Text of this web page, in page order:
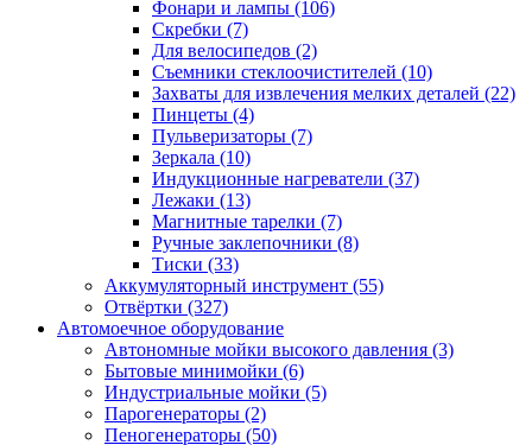
Фонари и лампы (106)
Скребки (7)
Для велосипедов (2)
Съемники стеклоочистителей (10)
Захваты для извлечения мелких деталей (22)
Пинцеты (4)
Пульверизаторы (7)
Зеркала (10)
Индукционные нагреватели (37)
Лежаки (13)
Магнитные тарелки (7)
Ручные заклепочники (8)
Тиски (33)
Аккумуляторный инструмент (55)
Отвёртки (327)
Автомоечное оборудование
Автономные мойки высокого давления (3)
Бытовые минимойки (6)
Индустриальные мойки (5)
Парогенераторы (2)
Пеногенераторы (50)